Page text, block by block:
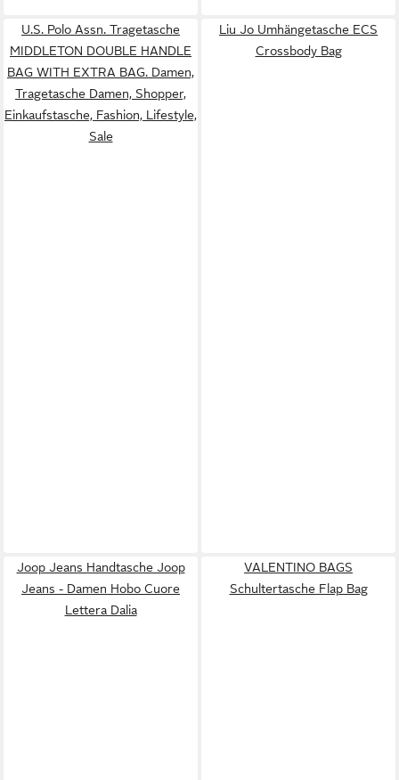
U.S. Polo Assn. Tragetasche
MIDDLETON DOUBLE HANDLE
BAG WITH EXTRA BAG. Damen,
Tragetasche Damen, Shopper,
Einkaufstasche, Fashion, Lifestyle,
Sale
Liu Jo Umhängetasche ECS
Crossbody Bag
Joop Jeans Handtasche Joop
Jeans - Damen Hobo Cuore
Lettera Dalia
VALENTINO BAGS
Schultertasche Flap Bag